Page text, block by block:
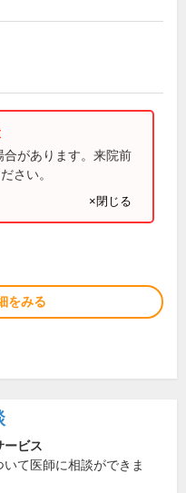
があります。来院前
さい。
×閉じる
をみる
ービス
て医師に相談ができま